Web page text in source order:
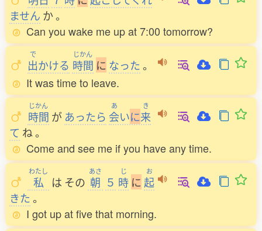
ません か。
Can you wake me up at 7:00 tomorrow?
で
出かける
じかん
時間 に なった。
It was time to leave.
じかん
時間 が あったら
あ
会いに
き
来
て ね。
Come and see me if you have any time.
わたし
私 は その
あさ
朝 ５
じ
時 に
お
起
きた。
I got up at five that morning.